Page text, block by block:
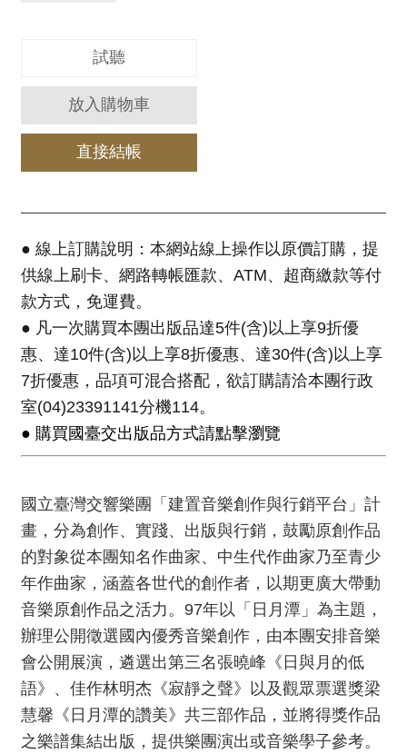
私
訊
安
全
網
站
資
料
開
放
宣
版
權
宣
告
雙
語
詞
彙
聯
絡
試聽
放入購物車
直接結帳
● 線上訂購說明：本網站線上操作以原價訂購，提
供線上刷卡、網路轉帳匯款、ATM、超商繳款等付
款方式，免運費。
● 凡一次購買本團出版品達5件(含)以上享9折優
惠、達10件(含)以上享8折優惠、達30件(含)以上享
7折優惠，品項可混合搭配，欲訂購請洽本團行政
室(04)23391141分機114。
● 購買國臺交出版品方式請點擊瀏覽
國立臺灣交響樂團「建置音樂創作與行銷平台」計
畫，分為創作、實踐、出版與行銷，鼓勵原創作品
的對象從本團知名作曲家、中生代作曲家乃至青少
年作曲家，涵蓋各世代的創作者，以期更廣大帶動
音樂原創作品之活力。97年以「日月潭」為主題，
辦理公開徵選國內優秀音樂創作，由本團安排音樂
會公開展演，遴選出第三名張曉峰《日與月的低
語》、佳作林明杰《寂靜之聲》以及觀眾票選獎梁
慧馨《日月潭的讚美》共三部作品，並將得獎作品
之樂譜集結出版，提供樂團演出或音樂學子參考。